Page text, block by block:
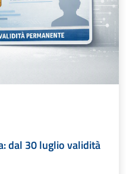
dal 30 luglio validità